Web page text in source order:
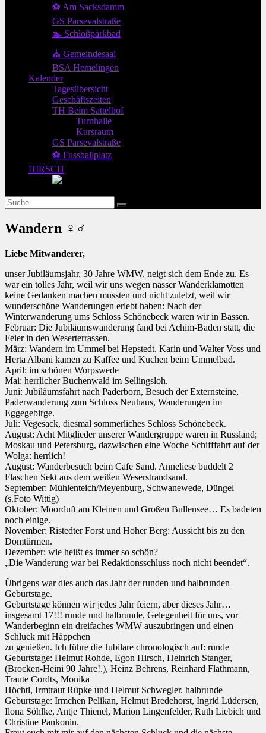
⚽ Am Sacksdamm
GS Parsevalstraße
🏊 Schloßparkbad
⛪ Gemeindesaal
BSA Hemelingen
Kalender
Tagesübersicht
Geschäftszeiten
TH Beim Sattelhof
Turnhalle
Kursraum
GS Parsevalstraße
⚽ Fussballplatz
HIRSCH
Wandern ♀♂
Liebe Mitwanderer,
unser Jubiläumsjahr, 30 Jahre WMW, neigt sich dem Ende zu. Es
war ein tolles Jahr, weil wir uns wegen nasser Wanderklamotten
keine Gedanken machen mussten und nicht zuletzt, weil wir
wunderschöne Wanderungen erlebt haben: Nach der
Winterwanderung ums Schloss Schönebeck waren wir in Bassen.
Februar: Die Jubiläumswanderung fand bei Achim-Baden statt, die
Feier in den Weserterrassen.
März: Wandern im Ummel bei Hepstedt. Karin und Walter Voss und
Herta Albani kamen zu Kaffee und Kuchen beim Ummelbad.
April: im schönen Worpswede
Mai: herrlicher Buchenwald im Sellingsloh.
Juni: Jubiläumsfahrt nach Paderborn, Besuch der Externsteine,
Paderwanderung zum Schloss Neuhaus, Wanderungen im
Eggegebirge.
Juli: Vegesack, diesmal sommerliches Schloss Schönebeck.
August: Acht Mitglieder unserer Wandergruppe waren in Russland;
Moskau und Petersburg, dazwischen eine Woche Schifffahrt auf der
Wolga: herrlich!
August: Wanderbesuch beim Cafe Sand. Anneliese buddelt 2
Flaschen Sekt aus dem weißen Weserstrandsand.
September: Mühlenteich/Meyenburg, Schwanewede, Düngel
(s.Foto Wittig)
Oktober: Moorduft am Kleinen und Großen Bullensee… Es badeten
noch einige.
November: Ristedter Forst und Hoher Berg: Aussicht bis zu den
Domtürmen.
Dezember: wie heißt es immer so schön?
„Die Wanderung war bei Redaktionsschluss noch nicht beendet“.
Übrigens war dies auch das Jahr der runden und halbrunden
Geburtstage.
Geburtstage können wir jedes Jahr feiern, aber dieses Jahr…
insgesamt 17!!! runde und halbrunde, Gelegenheit für uns, vor
Wanderbeginn ein dreifaches WMW auszubringen und einen
Schluck mit Häppchen
zu genießen. Ich führe die Jubilare chronologisch auf: runde
Geburtstage: Helmut Rohde, Egon Hirsch, Heinrich Stanger,
(Brocken-Heini 90 Jahre!.), Heinz Behrens, Reinhard Flathmann,
Traute Cordts, Monika
Höchtl, Irmtraut Rüpke und Helmut Schwegler. halbrunde
Geburtstage: Irmchen Pelikan, Helmut Bredehorst, Ingrid Lüdersen,
Ilona Söhlke, Antje Thienel, Marion Lingenfelder, Ruth Liebich und
Christine Pankonin.